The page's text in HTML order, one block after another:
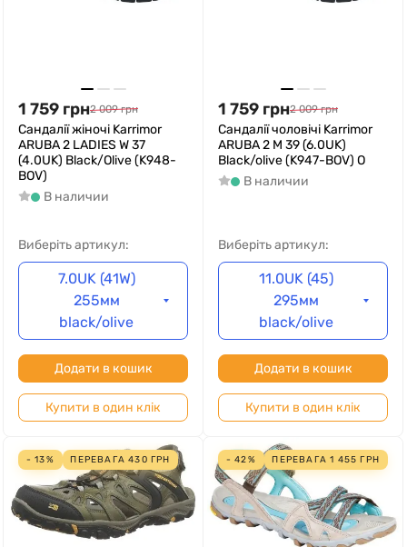
1 759 грн2 009 грн
Cандалії жіночі Karrimor
ARUBA 2 LADIES W 37
(4.0UK) Black/Olive (K948-
BOV)
В наличии
Виберіть артикул:
7.0UK (41W)
255мм
black/olive
Додати в кошик
Купити в один клік
1 759 грн2 009 грн
Cандалії чоловічі Karrimor
ARUBA 2 M 39 (6.0UK)
Black/olive (K947-BOV) O
В наличии
Виберіть артикул:
11.0UK (45)
295мм
black/olive
Додати в кошик
Купити в один клік
- 13% ПЕРЕВАГА430 ГРН - 42% ПЕРЕВАГА1 455 ГРН